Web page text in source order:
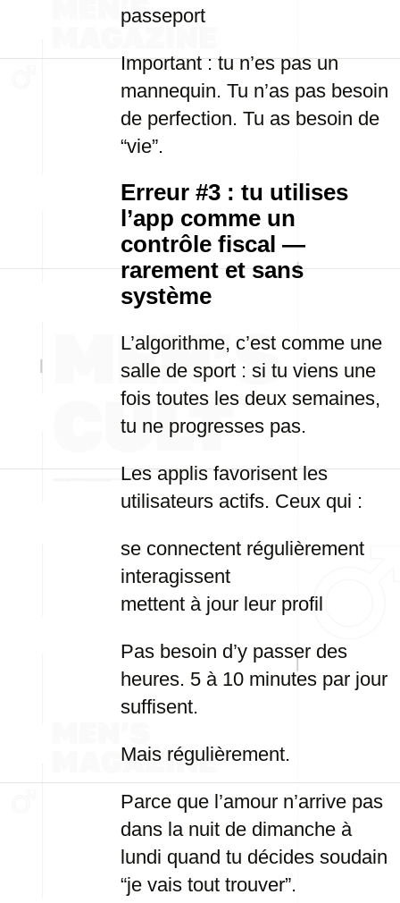
passeport
Important : tu n’es pas un
mannequin. Tu n’as pas besoin
de perfection. Tu as besoin de
“vie”.
Erreur #3 : tu utilises
l’app comme un
contrôle fiscal —
rarement et sans
système
L’algorithme, c’est comme une
salle de sport : si tu viens une
fois toutes les deux semaines,
tu ne progresses pas.
Les applis favorisent les
utilisateurs actifs. Ceux qui :
se connectent régulièrement
interagissent
mettent à jour leur profil
Pas besoin d’y passer des
heures. 5 à 10 minutes par jour
suffisent.
Mais régulièrement.
Parce que l’amour n’arrive pas
dans la nuit de dimanche à
lundi quand tu décides soudain
“je vais tout trouver”.